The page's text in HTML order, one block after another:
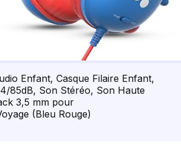
Enfant, Casque Filaire Enfant,
85dB, Son Stéréo, Son Haute
3,5 mm pour
(Bleu Rouge)